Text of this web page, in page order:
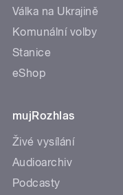
Válka na Ukrajině
Komunální volby
Stanice
eShop
mujRozhlas
Živé vysílání
Audioarchiv
Podcasty